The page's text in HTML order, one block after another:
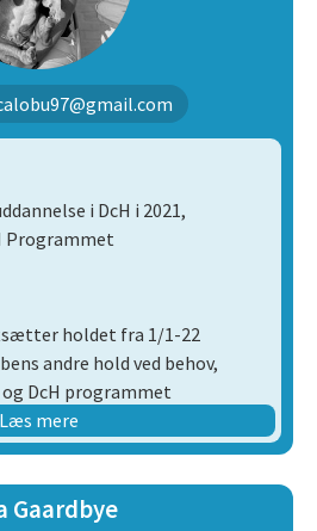
i DcH i 2021,
Programmet
holdet fra 1/1-22
andre hold ved behov,
DcH programmet
2016
i DcH Programmet med
fra 1/1-2024 og frem
Læs mere
Gaardbye